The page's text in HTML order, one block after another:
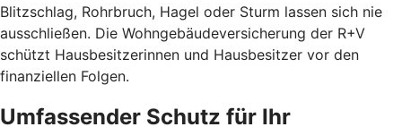
Blitzschlag, Rohrbruch, Hagel oder Sturm lassen sich nie
ausschließen. Die Wohngebäudeversicherung der R+V
schützt Hausbesitzerinnen und Hausbesitzer vor den
finanziellen Folgen.
Umfassender Schutz für Ihr